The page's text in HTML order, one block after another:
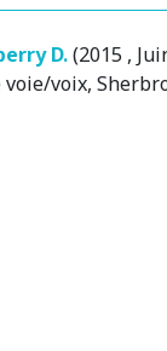
D.(2015 ,
voie/voix,